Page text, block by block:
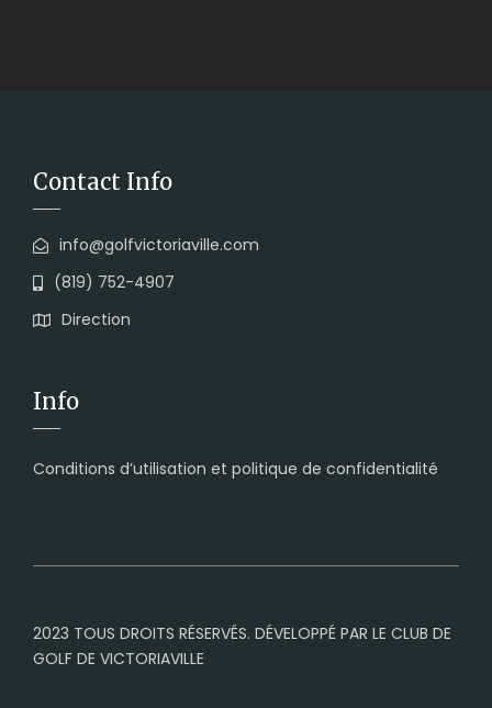
Contact Info
info@golfvictoriaville.com
(819) 752-4907
Direction
Info
Conditions d’utilisation et politique de confidentialité
2023 TOUS DROITS RÉSERVÉS. DÉVELOPPÉ PAR LE CLUB DE
GOLF DE VICTORIAVILLE